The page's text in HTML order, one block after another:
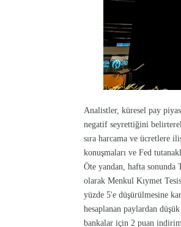
Analistler, küresel pay
negatif seyrettiğini
sıra harcama ve ücretlere
konuşmaları ve Fed
Öte yandan, hafta sonunda
olarak Menkul Kıymet
yüzde 5'e düşürülmesine
hesaplanan paylardan
bankalar için 2 puan